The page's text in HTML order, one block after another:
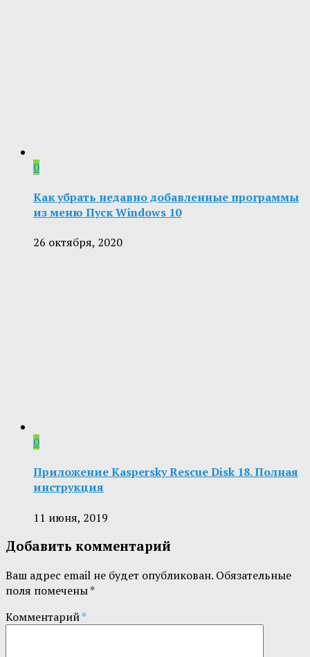
0
Как убрать недавно добавленные программы
из меню Пуск Windows 10
26 октября, 2020
0
Приложение Kaspersky Rescue Disk 18. Полная
инструкция
11 июня, 2019
Добавить комментарий
Ваш адрес email не будет опубликован. Обязательные
поля помечены*
Комментарий*